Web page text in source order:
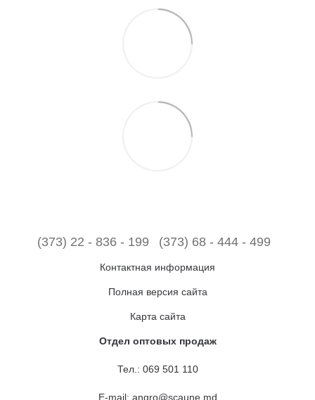
(373) 22 - 836 - 199 (373) 68 - 444 - 499
Контактная информация
Полная версия сайта
Карта сайта
Отдел оптовых продаж
Тел.: 069 501 110
E-mail: angro@scaune.md